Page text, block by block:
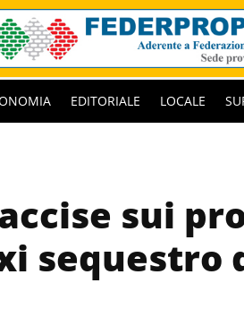
EDITORIALE LOCALE
sui
sequestro